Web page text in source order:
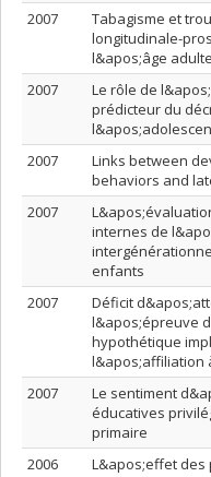
2007
Tabagisme et
longitudinale-
l&apos;âge adulte
2007
Le rôle de
prédicteur du
2007
Links between
behaviors and
2007
internes de
enfants
2007
Déficit
l&apos;épreuve
hypothétique
l&apos;affiliation
2007
Le sentiment
éducatives
primaire
2006
L&apos;effet